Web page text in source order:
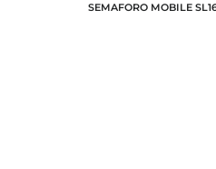
SEMAFORO MOBILE